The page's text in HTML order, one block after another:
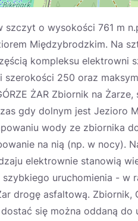
o wysokości 761 m
Międzybrodzkim. Na
kompleksu
250 oraz
ŻAR Zbiornik na
gdy dolnym jest Jezioro
wody ze zbiornika
na nią (np. w nocy).
elektrownie stanowią
uruchomienia - w
drogę asfaltową. Zbiornik,
dostać się można oddaną